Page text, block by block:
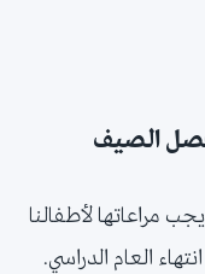
فصل الصيف
مراعاتها لأطفالنا
العام الدراسي.